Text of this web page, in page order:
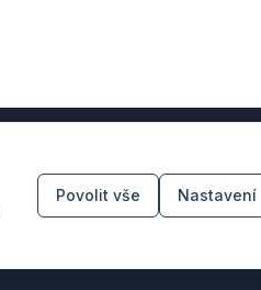
Povolit vše Nastavení